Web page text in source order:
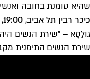
שהיא טומנת בחובה
כיכר רבין תל אביב, 19:00, השתתפות בעלות של 110 ש"ח ו
גוּלַסָא – ״שירת הנשים
שירת הנשים התימנית